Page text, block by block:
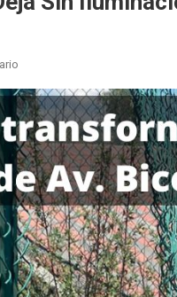
De
Transformador
Deja
Sin
Iluminación
A
La
Av.
Bicentenario